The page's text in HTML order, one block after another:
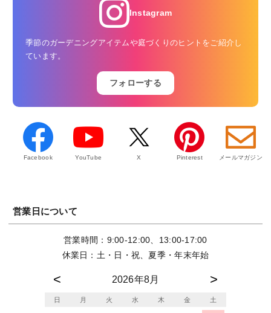
Instagram
季節のガーデニングアイテムや庭づくりのヒントをご紹介し
ています。
フォローする
Facebook YouTube X Pinterest メールマガジン
営業日について
営業時間：9:00-12:00、13:00-17:00
休業日：土・日・祝、夏季・年末年始
2026年8月
日 月 火 水 木 金 土